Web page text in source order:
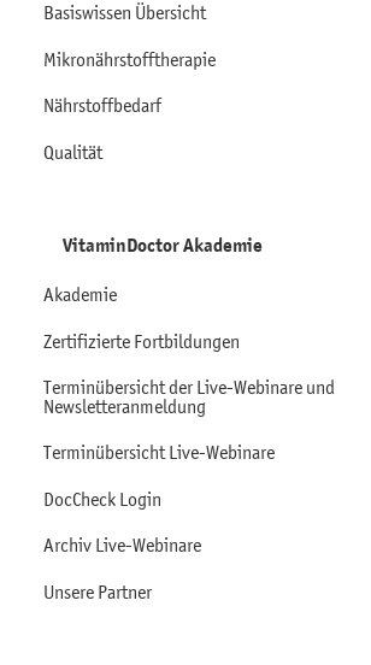
Basiswissen Übersicht
Mikronährstofftherapie
Nährstoffbedarf
Qualität
VitaminDoctor Akademie
Akademie
Zertifizierte Fortbildungen
Terminübersicht der Live-Webinare und
Newsletteranmeldung
Terminübersicht Live-Webinare
DocCheck Login
Archiv Live-Webinare
Unsere Partner